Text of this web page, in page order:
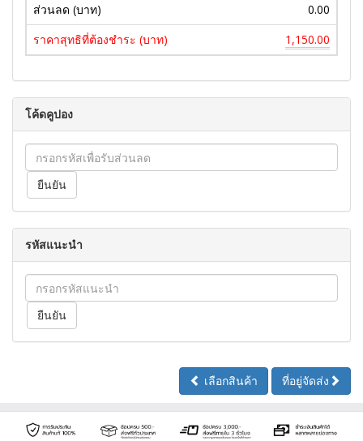
ส่วนลด (บาท)
0.00
ราคาสุทธิที่ต้องชำระ (บาท)
1,150.00
โค้ดคูปอง
รหัสแนะนำ
เลือกสินค้า ที่อยู่จัดส่ง